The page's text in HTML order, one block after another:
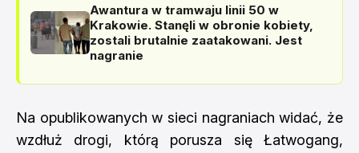
Awantura w tramwaju linii 50 w
Krakowie. Stanęli w obronie kobiety,
zostali brutalnie zaatakowani. Jest
nagranie
Na opublikowanych w sieci nagraniach widać, że
wzdłuż drogi, którą porusza się Łatwogang,